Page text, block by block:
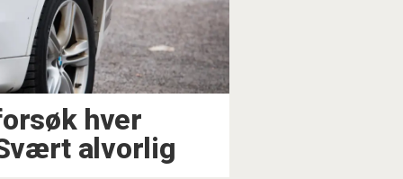
hver
alvorlig